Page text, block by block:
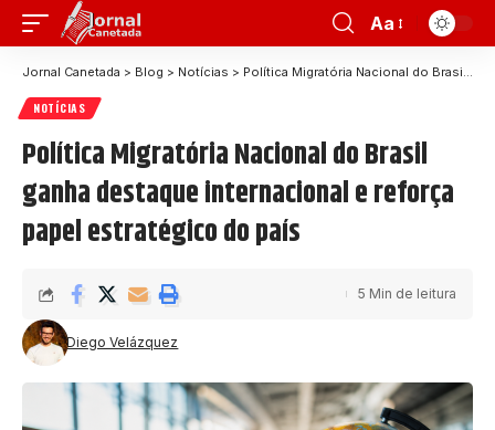
Aa
Jornal Canetada > Blog > Notícias > Política Migratória Nacional do Brasil ganha destaque internacional e reforça papel estratégico do país
NOTÍCIAS
Política Migratória Nacional do Brasil
ganha destaque internacional e reforça
papel estratégico do país
Diego Velázquez
5 Min de leitura